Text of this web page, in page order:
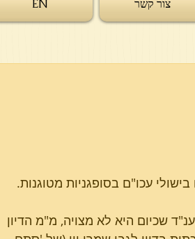
צור קשר EN
עכו"ם בסופגניות מטוגנות.
שכיום היא לא מצויה, מ"מ הדיון
של